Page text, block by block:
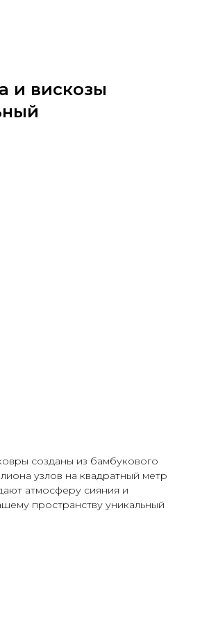
и вискозы
созданы из бамбукового
узлов на квадратный метр
атмосферу сияния и
пространству уникальный